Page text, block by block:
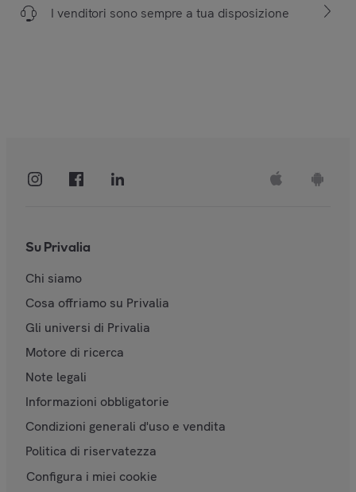
I venditori sono sempre a tua disposizione
Su Privalia
Chi siamo
Cosa offriamo su Privalia
Gli universi di Privalia
Motore di ricerca
Note legali
Informazioni obbligatorie
Condizioni generali d'uso e vendita
Politica di riservatezza
Configura i miei cookie